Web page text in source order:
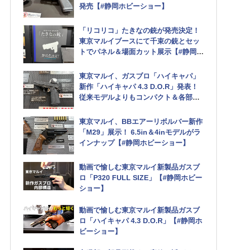
発売【#静岡ホビーショー】
「リコリコ」たきなの銃が発売決定！
東京マルイブースにて千束の銃とセッ
トでパネル＆場面カット展示【#静岡ホ
東京マルイ、ガスブロ「ハイキャパ」
新作「ハイキャパ 4.3 D.O.R」発表！
従来モデルよりもコンパクト＆各部を
東京マルイ、BBエアーリボルバー新作
「M29」展示！ 6.5in＆4inモデルがラ
インナップ【#静岡ホビーショー】
動画で愉しむ東京マルイ新製品ガスブ
ロ「P320 FULL SIZE」【#静岡ホビー
ショー】
動画で愉しむ東京マルイ新製品ガスブ
ロ「ハイキャパ 4.3 D.O.R」【#静岡ホ
ビーショー】